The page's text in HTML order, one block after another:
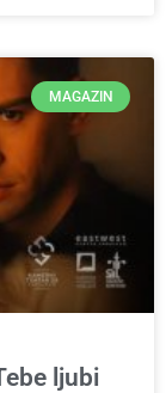
MAGAZIN
ljubi